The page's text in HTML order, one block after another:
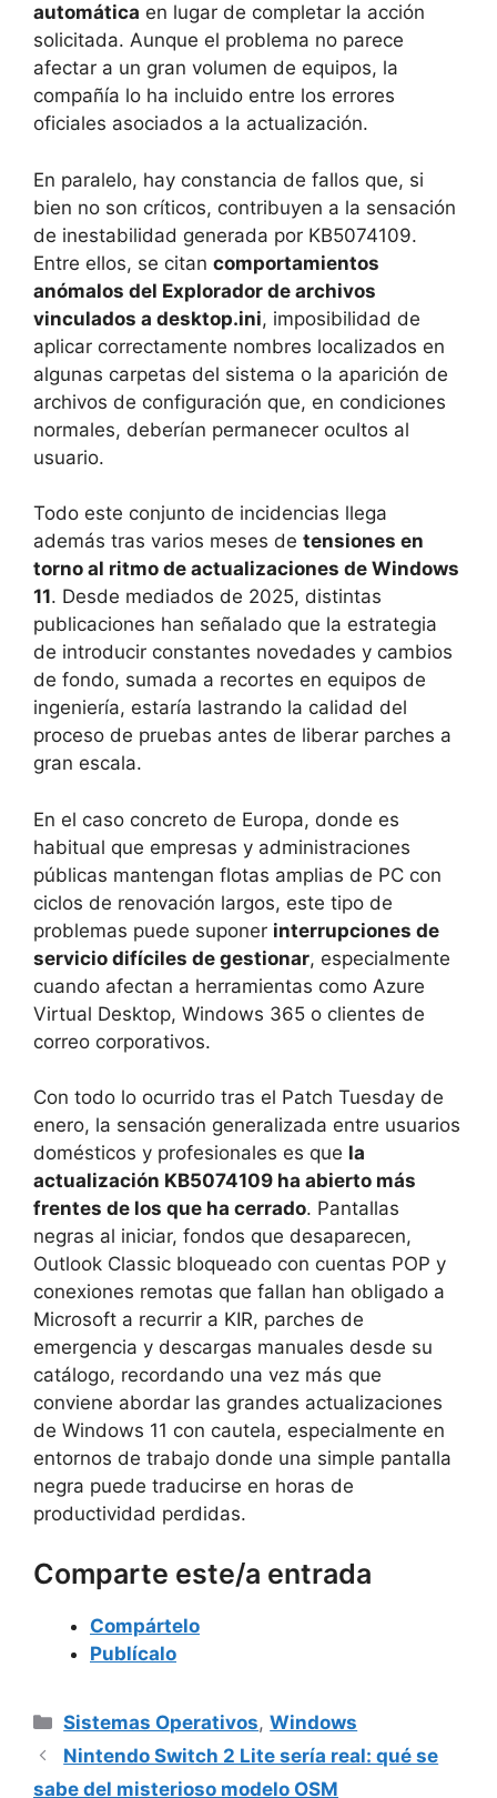
automática en lugar de completar la acción
solicitada. Aunque el problema no parece
afectar a un gran volumen de equipos, la
compañía lo ha incluido entre los errores
oficiales asociados a la actualización.
En paralelo, hay constancia de fallos que, si
bien no son críticos, contribuyen a la sensación
de inestabilidad generada por KB5074109.
Entre ellos, se citan comportamientos
anómalos del Explorador de archivos
vinculados a desktop.ini, imposibilidad de
aplicar correctamente nombres localizados en
algunas carpetas del sistema o la aparición de
archivos de configuración que, en condiciones
normales, deberían permanecer ocultos al
usuario.
Todo este conjunto de incidencias llega
además tras varios meses de tensiones en
torno al ritmo de actualizaciones de Windows
11. Desde mediados de 2025, distintas
publicaciones han señalado que la estrategia
de introducir constantes novedades y cambios
de fondo, sumada a recortes en equipos de
ingeniería, estaría lastrando la calidad del
proceso de pruebas antes de liberar parches a
gran escala.
En el caso concreto de Europa, donde es
habitual que empresas y administraciones
públicas mantengan flotas amplias de PC con
ciclos de renovación largos, este tipo de
problemas puede suponer interrupciones de
servicio difíciles de gestionar, especialmente
cuando afectan a herramientas como Azure
Virtual Desktop, Windows 365 o clientes de
correo corporativos.
Con todo lo ocurrido tras el Patch Tuesday de
enero, la sensación generalizada entre usuarios
domésticos y profesionales es que la
actualización KB5074109 ha abierto más
frentes de los que ha cerrado. Pantallas
negras al iniciar, fondos que desaparecen,
Outlook Classic bloqueado con cuentas POP y
conexiones remotas que fallan han obligado a
Microsoft a recurrir a KIR, parches de
emergencia y descargas manuales desde su
catálogo, recordando una vez más que
conviene abordar las grandes actualizaciones
de Windows 11 con cautela, especialmente en
entornos de trabajo donde una simple pantalla
negra puede traducirse en horas de
productividad perdidas.
Comparte este/a entrada
Compártelo
Publícalo
Categorías
Sistemas Operativos,Windows
Nintendo Switch 2 Lite sería real: qué se
sabe del misterioso modelo OSM